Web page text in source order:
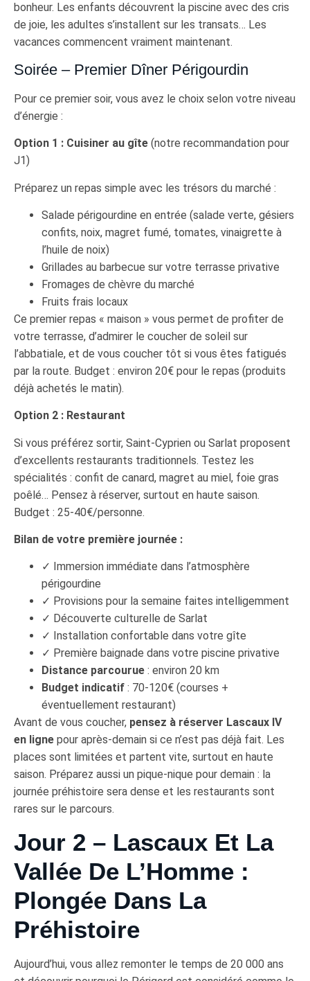
bonheur. Les enfants découvrent la piscine avec des cris
de joie, les adultes s’installent sur les transats… Les
vacances commencent vraiment maintenant.
Soirée – Premier Dîner Périgourdin
Pour ce premier soir, vous avez le choix selon votre niveau
d’énergie :
Option 1 : Cuisiner au gîte (notre recommandation pour
J1)
Préparez un repas simple avec les trésors du marché :
Salade périgourdine en entrée (salade verte, gésiers
confits, noix, magret fumé, tomates, vinaigrette à
l’huile de noix)
Grillades au barbecue sur votre terrasse privative
Fromages de chèvre du marché
Fruits frais locaux
Ce premier repas « maison » vous permet de profiter de
votre terrasse, d’admirer le coucher de soleil sur
l’abbatiale, et de vous coucher tôt si vous êtes fatigués
par la route. Budget : environ 20€ pour le repas (produits
déjà achetés le matin).
Option 2 : Restaurant
Si vous préférez sortir, Saint-Cyprien ou Sarlat proposent
d’excellents restaurants traditionnels. Testez les
spécialités : confit de canard, magret au miel, foie gras
poêlé… Pensez à réserver, surtout en haute saison.
Budget : 25-40€/personne.
Bilan de votre première journée :
✓ Immersion immédiate dans l’atmosphère
périgourdine
✓ Provisions pour la semaine faites intelligemment
✓ Découverte culturelle de Sarlat
✓ Installation confortable dans votre gîte
✓ Première baignade dans votre piscine privative
Distance parcourue : environ 20 km
Budget indicatif : 70-120€ (courses +
éventuellement restaurant)
Avant de vous coucher, pensez à réserver Lascaux IV
en ligne pour après-demain si ce n’est pas déjà fait. Les
places sont limitées et partent vite, surtout en haute
saison. Préparez aussi un pique-nique pour demain : la
journée préhistoire sera dense et les restaurants sont
rares sur le parcours.
Jour 2 – Lascaux Et La
Vallée De L’Homme :
Plongée Dans La
Préhistoire
Aujourd’hui, vous allez remonter le temps de 20 000 ans